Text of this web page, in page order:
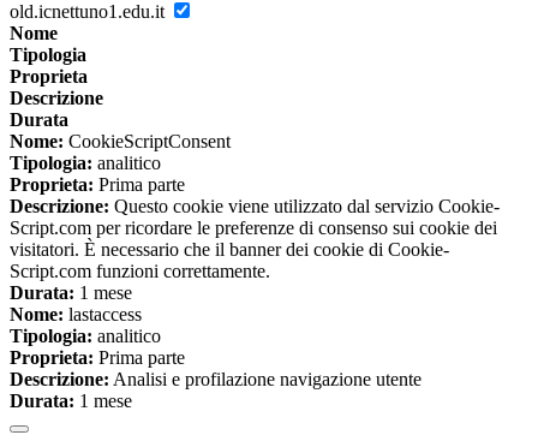
old.icnettuno1.edu.it
Nome
Tipologia
Proprieta
Descrizione
Durata
Nome: CookieScriptConsent
Tipologia: analitico
Proprieta: Prima parte
Descrizione: Questo cookie viene utilizzato dal servizio Cookie-
Script.com per ricordare le preferenze di consenso sui cookie dei
visitatori. È necessario che il banner dei cookie di Cookie-
Script.com funzioni correttamente.
Durata: 1 mese
Nome: lastaccess
Tipologia: analitico
Proprieta: Prima parte
Descrizione: Analisi e profilazione navigazione utente
Durata: 1 mese